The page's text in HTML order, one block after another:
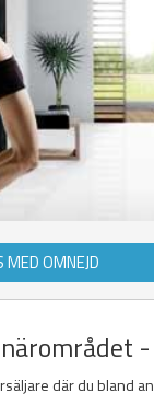
OMNEJD
där du bland